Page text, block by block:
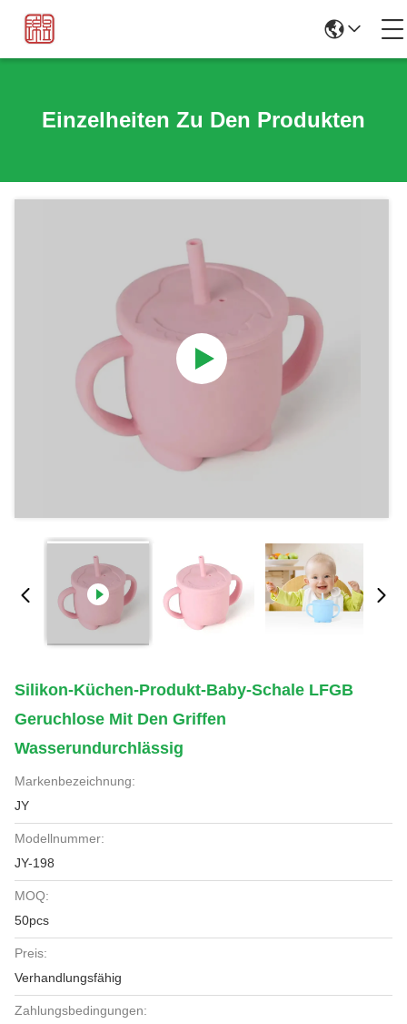
Einzelheiten Zu Den Produkten
Silikon-Küchen-Produkt-Baby-Schale LFGB
Geruchlose Mit Den Griffen
Wasserundurchlässig
Markenbezeichnung:
JY
Modellnummer:
JY-198
MOQ:
50pcs
Preis:
Verhandlungsfähig
Zahlungsbedingungen: